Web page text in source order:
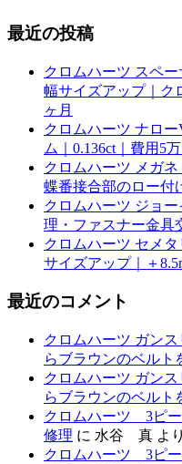
最近の投稿
クロムハーツ スペ
幅サイズアップ｜ク
ヶ月
クロムハーツ ナロ
ム｜0.136ct｜費用5
クロムハーツ メガ
蝶番接合部のロー付
クロムハーツ ジョ
理・ファスナー金具
クロムハーツ セメ
サイズアップ｜＋
最近のコメント
クロムハーツ ガン
らブラウンのベルト
クロムハーツ ガン
らブラウンのベルト
クロムハーツ 3ピー
修理 に 水谷 真 より
クロムハーツ 3ピー